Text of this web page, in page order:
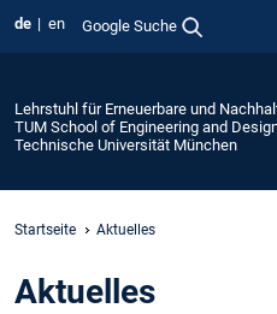
de en Google Suche
Lehrstuhl für Erneuerbare und
TUM School of Engineering and
Technische Universität München
Startseite Aktuelles
Aktuelles